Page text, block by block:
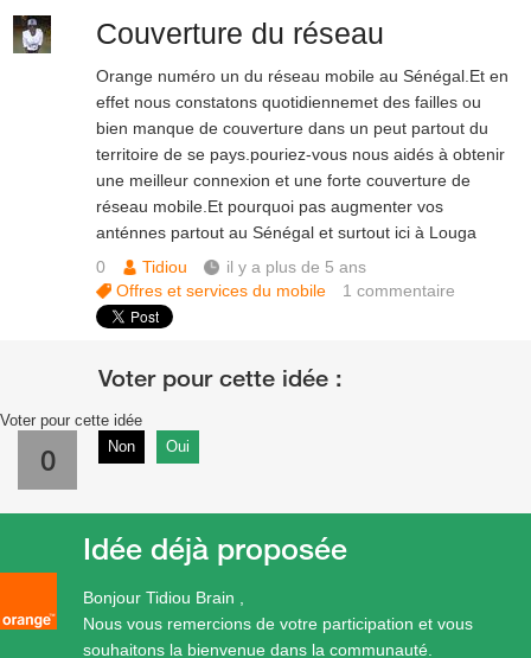
Couverture du réseau
Orange numéro un du réseau mobile au Sénégal.Et en
effet nous constatons quotidiennemet des failles ou
bien manque de couverture dans un peut partout du
territoire de se pays.pouriez-vous nous aidés à obtenir
une meilleur connexion et une forte couverture de
réseau mobile.Et pourquoi pas augmenter vos
anténnes partout au Sénégal et surtout ici à Louga
0
Tidiou
il y a plus de 5 ans
Offres et services du mobile
1commentaire
Voter pour cette idée
0 Non Oui
Bonjour Tidiou Brain ,
Nous vous remercions de votre participation et vous
souhaitons la bienvenue dans la communauté.
Idée déjà proposée